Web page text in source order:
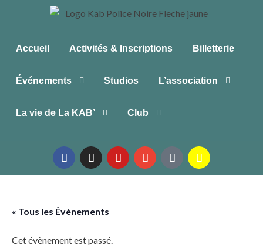
Accueil Activités & Inscriptions Billetterie
Événements Studios L’association
La vie de La KAB’ Club
« Tous les Évènements
Cet évènement est passé.